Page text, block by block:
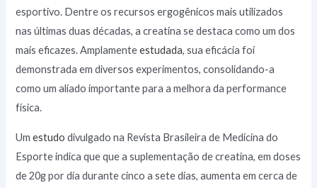
esportivo. Dentre os recursos ergogênicos mais utilizados
nas últimas duas décadas, a creatina se destaca como um dos
mais eficazes. Amplamenteestudada, sua eficácia foi
demonstrada em diversos experimentos, consolidando-a
como um aliado importante para a melhora da performance
física.
Umestudo divulgado na Revista Brasileira de Medicina do
Esporte indica que que a suplementação de creatina, em doses
de 20g por dia durante cinco a sete dias, aumenta em cerca de